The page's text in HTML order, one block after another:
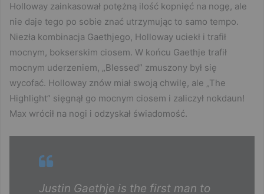
Holloway zainkasował potężną ilość kopnięć na nogę, ale
nie daje tego po sobie znać utrzymując to samo tempo.
Niezła kombinacja Gaethjego, Holloway uciekł i trafił
mocnym, bokserskim ciosem. W końcu Gaethje trafił
mocnym uderzeniem, „Blessed” zmuszony był się
wycofać. Holloway znów miał swoją chwilę, ale „The
Highlight” sięgnął go mocnym ciosem i zaliczył nokdaun!
Max wrócił na nogi i odzyskał świadomość.
Justin Gaethje is the first man to